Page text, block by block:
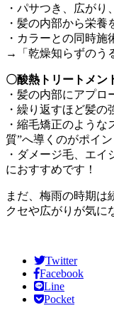
・パサつき、広が
・髪の内部から栄
・カラーとの同時施
→「乾燥知らずのう
〇酸熱トリートメン
・髪の内部にアプ
・繰り返すほど髪の
・縮毛矯正のよう
質”へ導くのがポイン
・ダメージ毛、エ
におすすめです！
まだ、梅雨の時期は
クセや広がりが気に
Twitter
Facebook
Line
Pocket